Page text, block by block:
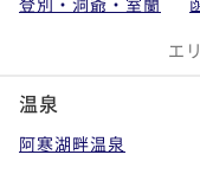
稚内・旭川・富良野
支笏湖・千歳・苫小牧
帯広・十勝川・日高
エ
温泉
阿寒湖畔温泉